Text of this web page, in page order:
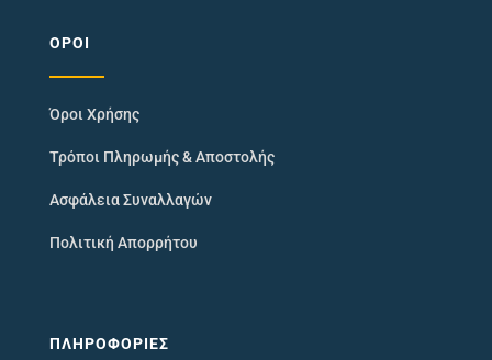
ΌΡΟΙ
Όροι Χρήσης
Τρόποι Πληρωμής & Αποστολής
Ασφάλεια Συναλλαγών
Πολιτική Απορρήτου
ΠΛΗΡΟΦΟΡΊΕΣ